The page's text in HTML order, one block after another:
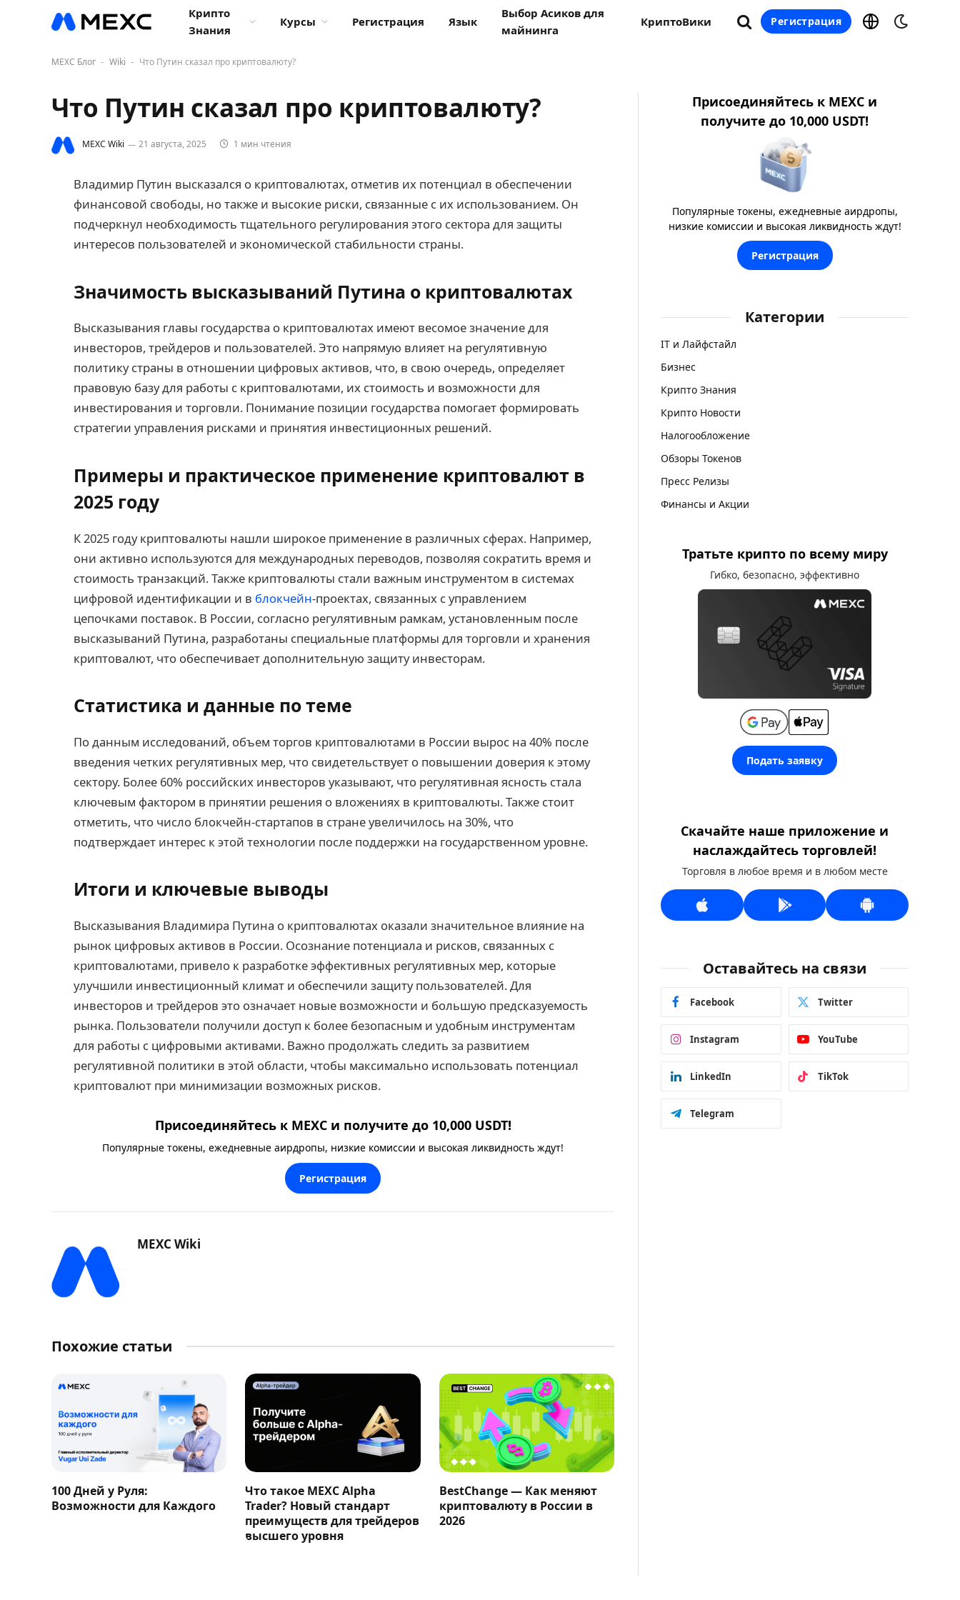
Крипто
Знания
Курсы Регистрация Язык
Выбор Асиков для
майнинга
КриптоВики Регистрация
MEXC Блог - Wiki - Что Путин сказал про криптовалюту?
Что Путин сказал про криптовалюту?
MEXC Wiki 21 августа, 2025 1 мин чтения
Владимир Путин высказался о криптовалютах, отметив их потенциал в обеспечении
финансовой свободы, но также и высокие риски, связанные с их использованием. Он
подчеркнул необходимость тщательного регулирования этого сектора для защиты
интересов пользователей и экономической стабильности страны.
Значимость высказываний Путина о криптовалютах
Высказывания главы государства о криптовалютах имеют весомое значение для
инвесторов, трейдеров и пользователей. Это напрямую влияет на регулятивную
политику страны в отношении цифровых активов, что, в свою очередь, определяет
правовую базу для работы с криптовалютами, их стоимость и возможности для
инвестирования и торговли. Понимание позиции государства помогает формировать
стратегии управления рисками и принятия инвестиционных решений.
Примеры и практическое применение криптовалют в
2025 году
К 2025 году криптовалюты нашли широкое применение в различных сферах. Например,
они активно используются для международных переводов, позволяя сократить время и
стоимость транзакций. Также криптовалюты стали важным инструментом в системах
цифровой идентификации и в блокчейн-проектах, связанных с управлением
цепочками поставок. В России, согласно регулятивным рамкам, установленным после
высказываний Путина, разработаны специальные платформы для торговли и хранения
криптовалют, что обеспечивает дополнительную защиту инвесторам.
Статистика и данные по теме
По данным исследований, объем торгов криптовалютами в России вырос на 40% после
введения четких регулятивных мер, что свидетельствует о повышении доверия к этому
сектору. Более 60% российских инвесторов указывают, что регулятивная ясность стала
ключевым фактором в принятии решения о вложениях в криптовалюты. Также стоит
отметить, что число блокчейн-стартапов в стране увеличилось на 30%, что
подтверждает интерес к этой технологии после поддержки на государственном уровне.
Итоги и ключевые выводы
Высказывания Владимира Путина о криптовалютах оказали значительное влияние на
рынок цифровых активов в России. Осознание потенциала и рисков, связанных с
криптовалютами, привело к разработке эффективных регулятивных мер, которые
улучшили инвестиционный климат и обеспечили защиту пользователей. Для
инвесторов и трейдеров это означает новые возможности и большую предсказуемость
рынка. Пользователи получили доступ к более безопасным и удобным инструментам
для работы с цифровыми активами. Важно продолжать следить за развитием
регулятивной политики в этой области, чтобы максимально использовать потенциал
криптовалют при минимизации возможных рисков.
Присоединяйтесь к MEXC и получите до 10,000 USDT!
Популярные токены, ежедневные аирдропы, низкие комиссии и высокая ликвидность ждут!
Регистрация
MEXC Wiki
Похожие статьи
100 Дней у Руля:
Возможности для Каждого
Что такое MEXC Alpha
Trader? Новый стандарт
преимуществ для трейдеров
высшего уровня
BestChange — Как меняют
криптовалюту в России в
2026
Присоединяйтесь к MEXC и
получите до 10,000 USDT!
Популярные токены, ежедневные аирдропы,
низкие комиссии и высокая ликвидность ждут!
Регистрация
Категории
IT и Лайфстайл
Бизнес
Крипто Знания
Крипто Новости
Налогообложение
Обзоры Токенов
Пресс Релизы
Финансы и Акции
Тратьте крипто по всему миру
Гибко, безопасно, эффективно
Подать заявку
Скачайте наше приложение и
наслаждайтесь торговлей!
Торговля в любое время и в любом месте
Оставайтесь на связи
Facebook Twitter
Instagram YouTube
LinkedIn TikTok
Telegram